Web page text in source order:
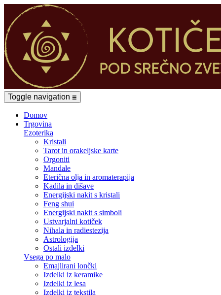
Toggle navigation ☰
Domov
Trgovina
Ezoterika
Kristali
Tarot in orakeljske karte
Orgoniti
Mandale
Eterična olja in aromaterapija
Kadila in dišave
Energijski nakit s kristali
Feng shui
Energijski nakit s simboli
Ustvarjalni kotiček
Nihala in radiestezija
Astrologija
Ostali izdelki
Vsega po malo
Emajlirani lončki
Izdelki iz keramike
Izdelki iz lesa
Izdelki iz tekstila